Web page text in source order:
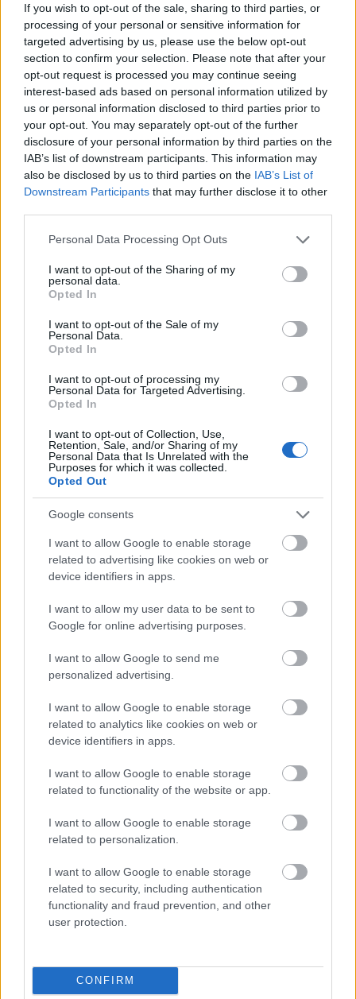
If you wish to opt-out of the sale, sharing to third parties, or
processing of your personal or sensitive information for
targeted advertising by us, please use the below opt-out
section to confirm your selection. Please note that after your
opt-out request is processed you may continue seeing
interest-based ads based on personal information utilized by
us or personal information disclosed to third parties prior to
your opt-out. You may separately opt-out of the further
disclosure of your personal information by third parties on the
IAB’s list of downstream participants. This information may
also be disclosed by us to third parties on the IAB’s List of
Downstream Participants that may further disclose it to other
Please note that this website/app uses one or more Google
not limited to your visit or usage behaviour. You may click to
grant or deny consent to Google and its third-party tags to
use your data for below specified purposes in below Google
consent section.
Personal Data Processing Opt Outs
I want to opt-out of the Sharing of my
personal data.
Opted In
I want to opt-out of the Sale of my
Personal Data.
Opted In
I want to opt-out of processing my
Personal Data for Targeted Advertising.
Opted In
I want to opt-out of Collection, Use,
Retention, Sale, and/or Sharing of my
Personal Data that Is Unrelated with the
Purposes for which it was collected.
Opted Out
Google consents
I want to allow Google to enable storage
related to advertising like cookies on web or
device identifiers in apps.
I want to allow my user data to be sent to
Google for online advertising purposes.
I want to allow Google to send me
personalized advertising.
I want to allow Google to enable storage
related to analytics like cookies on web or
device identifiers in apps.
I want to allow Google to enable storage
related to functionality of the website or app.
I want to allow Google to enable storage
related to personalization.
I want to allow Google to enable storage
related to security, including authentication
functionality and fraud prevention, and other
user protection.
CONFIRM
Ένα τοπίο που δεν θυμίζει Ιμαλάια
Όταν σκέφτεσαι τα Ιμαλάια, το μυαλό πάει σε
δάση, πράσινες πλαγιές και χιονισμένες κορυφές.
Το Dhankar δεν έχει καμία σχέση με αυτή την
εικόνα. Το τοπίο είναι άγριο, άνυδρο, σχεδόν
Δεν υπάρχουν πεύκα, ούτε τουριστική κίνηση, ούτε
χώρος. Ένα περιβάλλον που σε αναγκάζει να
χαμηλώσεις ρυθμούς, είτε το θέλεις είτε όχι.
Λίγο πιο πάνω από το χωριό, μετά από μια
ανηφορική διαδρομή περίπου 45 λεπτών,
βρίσκεται η λίμνη Dhankar. Μικρή, ήρεμη, σχεδόν
ακίνητη, αντανακλά τα γύρω βουνά και τον
ουρανό, προσφέροντας μια σπάνια αίσθηση
ισορροπίας σε έναν κατά τα άλλα σκληρό τόπο.